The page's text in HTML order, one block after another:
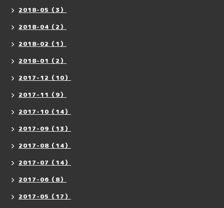
2018-05（3）
2018-04（2）
2018-02（1）
2018-01（2）
2017-12（10）
2017-11（9）
2017-10（14）
2017-09（13）
2017-08（14）
2017-07（14）
2017-06（8）
2017-05（17）